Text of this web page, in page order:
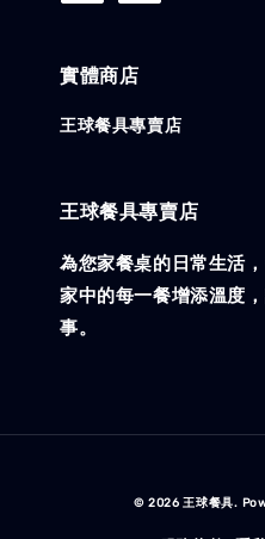
實體商店
王球餐具專賣店
王球餐具專賣店
為您家餐桌的日常生活
家中的每一餐增添溫度
事。
© 2026 王球餐具.